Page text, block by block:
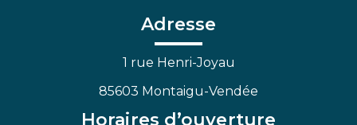
Facebook
Adresse
1 rue Henri-Joyau
85603 Montaigu-Vendée
Horaires d’ouverture